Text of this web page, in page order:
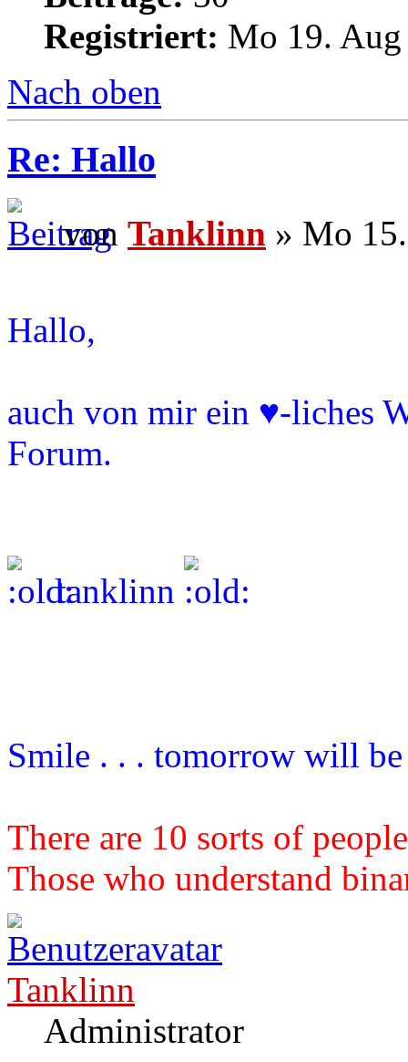
Registriert: Mo 19.
Nach oben
Re: Hallo
von Tanklinn » Mo
Hallo,
auch von mir ein ♥-liches
Forum.
tanklinn
Smile . . . tomorrow will
There are 10 sorts of
Those who understand
Tanklinn
Administrator